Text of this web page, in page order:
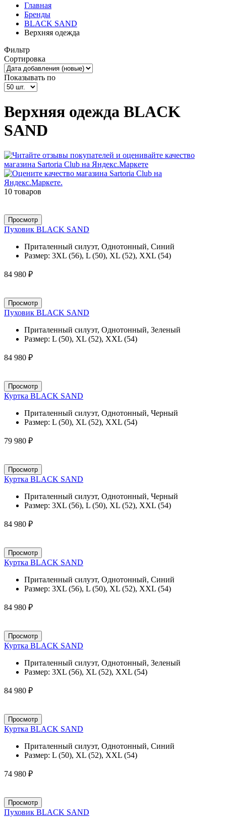
Главная
Бренды
BLACK SAND
Верхняя одежда
Фильтр
Сортировка
Показывать по
Верхняя одежда BLACK
SAND
10 товаров
Просмотр
Пуховик BLACK SAND
Приталенный силуэт, Однотонный, Синий
Размер: 3XL (56), L (50), XL (52), XXL (54)
84 980 ₽
Просмотр
Пуховик BLACK SAND
Приталенный силуэт, Однотонный, Зеленый
Размер: L (50), XL (52), XXL (54)
84 980 ₽
Просмотр
Куртка BLACK SAND
Приталенный силуэт, Однотонный, Черный
Размер: L (50), XL (52), XXL (54)
79 980 ₽
Просмотр
Куртка BLACK SAND
Приталенный силуэт, Однотонный, Черный
Размер: 3XL (56), L (50), XL (52), XXL (54)
84 980 ₽
Просмотр
Куртка BLACK SAND
Приталенный силуэт, Однотонный, Синий
Размер: 3XL (56), L (50), XL (52), XXL (54)
84 980 ₽
Просмотр
Куртка BLACK SAND
Приталенный силуэт, Однотонный, Зеленый
Размер: 3XL (56), XL (52), XXL (54)
84 980 ₽
Просмотр
Куртка BLACK SAND
Приталенный силуэт, Однотонный, Синий
Размер: L (50), XL (52), XXL (54)
74 980 ₽
Просмотр
Пуховик BLACK SAND